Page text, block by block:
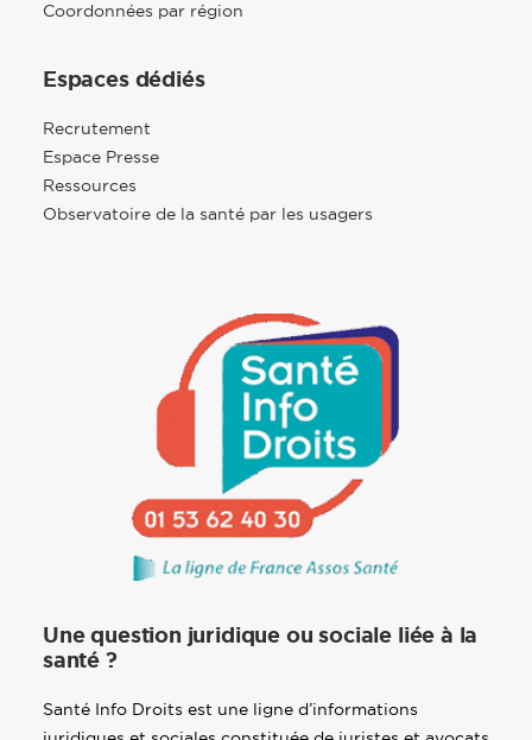
Coordonnées par région
Espaces dédiés
Recrutement
Espace Presse
Ressources
Observatoire de la santé par les usagers
Une question juridique ou sociale liée à la
santé ?
Santé Info Droits est une ligne d’informations